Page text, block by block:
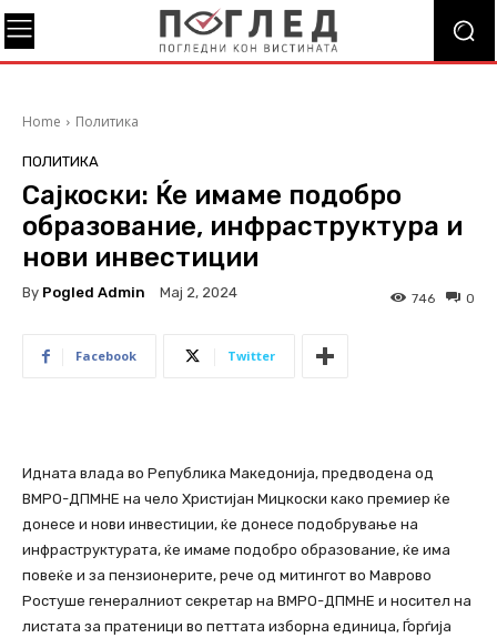
Home Политика
ПОЛИТИКА
Сајкоски: Ќе имаме подобро
образование, инфраструктура и
нови инвестиции
By Pogled Admin Мај 2, 2024 0
746
Facebook Twitter
Идната влада во Република Македонија, предводена од
ВМРО-ДПМНЕ на чело Христијан Мицкоски како премиер ќе
донесе и нови инвестиции, ќе донесе подобрување на
инфраструктурата, ќе имаме подобро образование, ќе има
повеќе и за пензионерите, рече од митингот во Маврово
Ростуше генералниот секретар на ВМРО-ДПМНЕ и носител на
листата за пратеници во петтата изборна единица, Ѓорѓија